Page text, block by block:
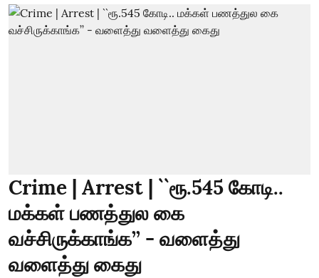
Crime | Arrest | ``ரூ.545 கோடி..
மக்கள் பணத்துல கை
வச்சிருக்காங்க’’ - வளைத்து
வளைத்து கைது